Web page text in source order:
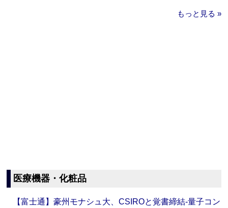
もっと見る »
医療機器・化粧品
【富士通】豪州モナシュ大、CSIROと覚書締結‐量子コン